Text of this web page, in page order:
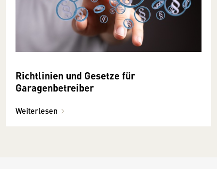
Richtlinien und Gesetze für
Garagenbetreiber
Weiterlesen